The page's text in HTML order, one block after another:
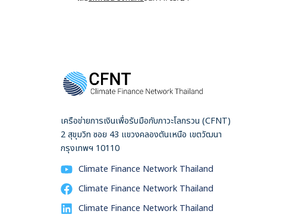
มหาศาลจนกลไกดั้งเดิมไม่อาจรับไหว
เครือข่ายการเงินเพื่อรับมือกับภาวะโลกรวน (CFNT)
2 สุขุมวิท ซอย 43 แขวงคลองตันเหนือ เขตวัฒนา
กรุงเทพฯ 10110
Climate Finance Network Thailand
Climate Finance Network Thailand
Climate Finance Network Thailand